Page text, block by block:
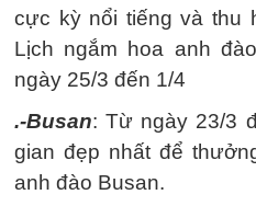
cực kỳ nổi tiếng và thu
Lịch ngắm hoa anh
ngày 25/3 đến 1/4
.-Busan: Từ ngày 23/3
gian đẹp nhất để
anh đào Busan.